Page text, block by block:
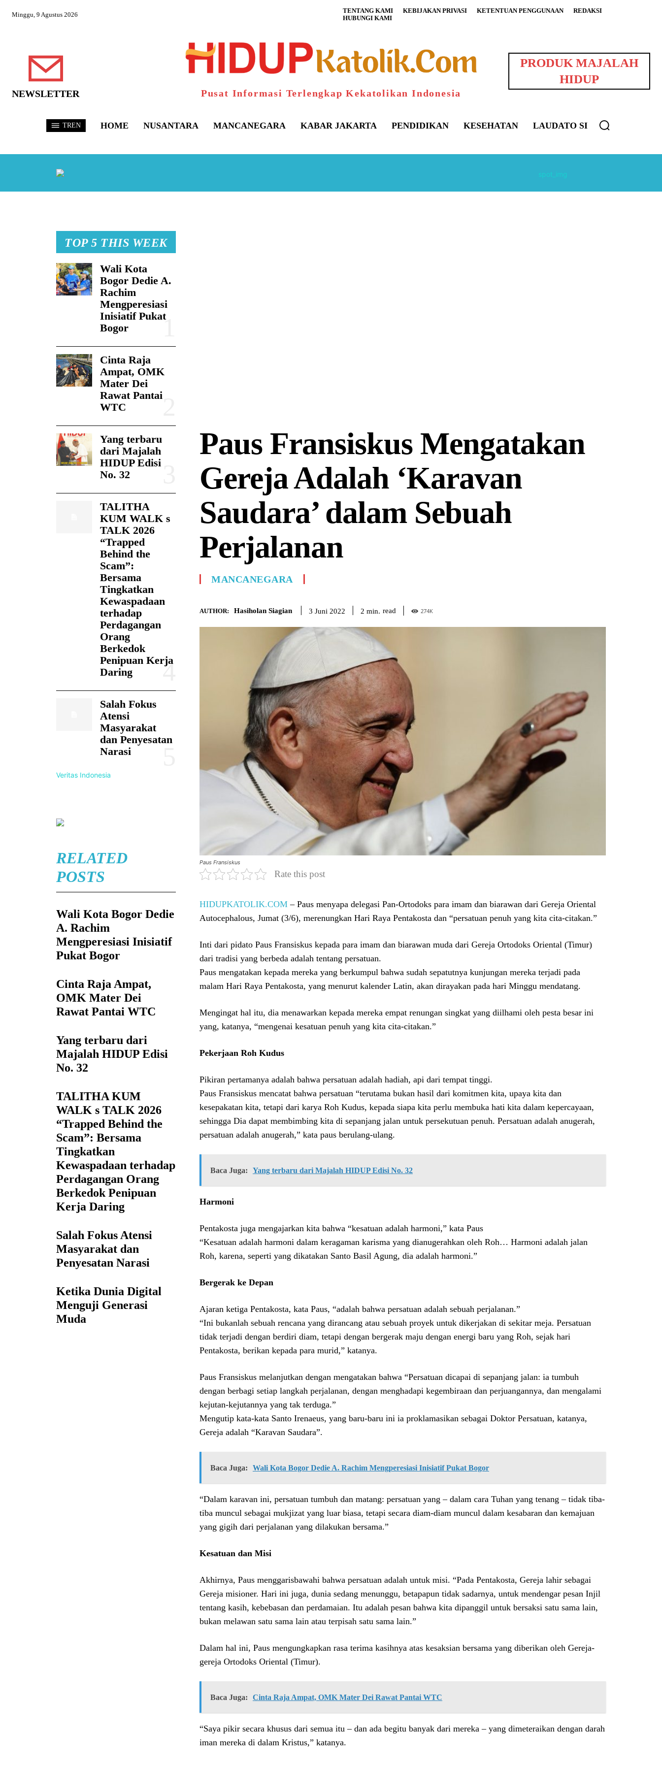
Minggu, 9 Agustus 2026 TENTANG KAMI KEBIJAKAN PRIVASI KETENTUAN PENGGUNAAN
REDAKSI
HUBUNGI KAMI
NEWSLETTER Pusat Informasi Terlengkap Kekatolikan Indonesia
PRODUK MAJALAH
HIDUP
TREN HOME NUSANTARA MANCANEGARA KABAR JAKARTA PENDIDIKAN KESEHATAN LAUDATO SI
TOP 5 THIS WEEK
Wali Kota
Bogor Dedie A.
Rachim
Mengperesiasi
Inisiatif Pukat
Bogor
Cinta Raja
Ampat, OMK
Mater Dei
Rawat Pantai
WTC
Yang terbaru
dari Majalah
HIDUP Edisi
No. 32
TALITHA
KUM WALK s
TALK 2026
“Trapped
Behind the
Scam”:
Bersama
Tingkatkan
Kewaspadaan
terhadap
Perdagangan
Orang
Berkedok
Penipuan Kerja
Daring
Salah Fokus
Atensi
Masyarakat
dan Penyesatan
Narasi
Veritas Indonesia
RELATED
POSTS
Wali Kota Bogor Dedie
A. Rachim
Mengperesiasi Inisiatif
Pukat Bogor
Cinta Raja Ampat,
OMK Mater Dei
Rawat Pantai WTC
Yang terbaru dari
Majalah HIDUP Edisi
No. 32
TALITHA KUM
WALK s TALK 2026
“Trapped Behind the
Scam”: Bersama
Tingkatkan
Kewaspadaan terhadap
Perdagangan Orang
Berkedok Penipuan
Kerja Daring
Salah Fokus Atensi
Masyarakat dan
Penyesatan Narasi
Ketika Dunia Digital
Menguji Generasi
Muda
Paus Fransiskus Mengatakan
Gereja Adalah ‘Karavan
Saudara’ dalam Sebuah
Perjalanan
MANCANEGARA
AUTHOR: Hasiholan Siagian 3 Juni 2022 2 min. read 274K
Paus Fransiskus
Rate this post
HIDUPKATOLIK.COM – Paus menyapa delegasi Pan-Ortodoks para imam dan biarawan dari Gereja Oriental
Autocephalous, Jumat (3/6), merenungkan Hari Raya Pentakosta dan “persatuan penuh yang kita cita-citakan.”
Inti dari pidato Paus Fransiskus kepada para imam dan biarawan muda dari Gereja Ortodoks Oriental (Timur)
dari tradisi yang berbeda adalah tentang persatuan.
Paus mengatakan kepada mereka yang berkumpul bahwa sudah sepatutnya kunjungan mereka terjadi pada
malam Hari Raya Pentakosta, yang menurut kalender Latin, akan dirayakan pada hari Minggu mendatang.
Mengingat hal itu, dia menawarkan kepada mereka empat renungan singkat yang diilhami oleh pesta besar ini
yang, katanya, “mengenai kesatuan penuh yang kita cita-citakan.”
Pekerjaan Roh Kudus
Pikiran pertamanya adalah bahwa persatuan adalah hadiah, api dari tempat tinggi.
Paus Fransiskus mencatat bahwa persatuan “terutama bukan hasil dari komitmen kita, upaya kita dan
kesepakatan kita, tetapi dari karya Roh Kudus, kepada siapa kita perlu membuka hati kita dalam kepercayaan,
sehingga Dia dapat membimbing kita di sepanjang jalan untuk persekutuan penuh. Persatuan adalah anugerah,
persatuan adalah anugerah,” kata paus berulang-ulang.
Baca Juga: Yang terbaru dari Majalah HIDUP Edisi No. 32
Harmoni
Pentakosta juga mengajarkan kita bahwa “kesatuan adalah harmoni,” kata Paus
“Kesatuan adalah harmoni dalam keragaman karisma yang dianugerahkan oleh Roh… Harmoni adalah jalan
Roh, karena, seperti yang dikatakan Santo Basil Agung, dia adalah harmoni.”
Bergerak ke Depan
Ajaran ketiga Pentakosta, kata Paus, “adalah bahwa persatuan adalah sebuah perjalanan.”
“Ini bukanlah sebuah rencana yang dirancang atau sebuah proyek untuk dikerjakan di sekitar meja. Persatuan
tidak terjadi dengan berdiri diam, tetapi dengan bergerak maju dengan energi baru yang Roh, sejak hari
Pentakosta, berikan kepada para murid,” katanya.
Paus Fransiskus melanjutkan dengan mengatakan bahwa “Persatuan dicapai di sepanjang jalan: ia tumbuh
dengan berbagi setiap langkah perjalanan, dengan menghadapi kegembiraan dan perjuangannya, dan mengalami
kejutan-kejutannya yang tak terduga.”
Mengutip kata-kata Santo Irenaeus, yang baru-baru ini ia proklamasikan sebagai Doktor Persatuan, katanya,
Gereja adalah “Karavan Saudara”.
Baca Juga: Wali Kota Bogor Dedie A. Rachim Mengperesiasi Inisiatif Pukat Bogor
“Dalam karavan ini, persatuan tumbuh dan matang: persatuan yang – dalam cara Tuhan yang tenang – tidak tiba-
tiba muncul sebagai mukjizat yang luar biasa, tetapi secara diam-diam muncul dalam kesabaran dan kemajuan
yang gigih dari perjalanan yang dilakukan bersama.”
Kesatuan dan Misi
Akhirnya, Paus menggarisbawahi bahwa persatuan adalah untuk misi. “Pada Pentakosta, Gereja lahir sebagai
Gereja misioner. Hari ini juga, dunia sedang menunggu, betapapun tidak sadarnya, untuk mendengar pesan Injil
tentang kasih, kebebasan dan perdamaian. Itu adalah pesan bahwa kita dipanggil untuk bersaksi satu sama lain,
bukan melawan satu sama lain atau terpisah satu sama lain.”
Dalam hal ini, Paus mengungkapkan rasa terima kasihnya atas kesaksian bersama yang diberikan oleh Gereja-
gereja Ortodoks Oriental (Timur).
Baca Juga: Cinta Raja Ampat, OMK Mater Dei Rawat Pantai WTC
“Saya pikir secara khusus dari semua itu – dan ada begitu banyak dari mereka – yang dimeteraikan dengan darah
iman mereka di dalam Kristus,” katanya.